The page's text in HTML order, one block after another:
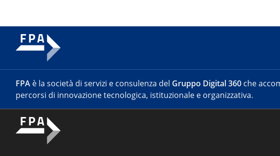
FPA è la società di servizi e consulenza del Gruppo Digital 360 che
percorsi di innovazione tecnologica, istituzionale e organizzativa.